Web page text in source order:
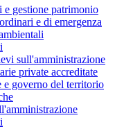
gestione patrimonio
e di emergenza
sull'amministrazione
private accreditate
e governo del territorio